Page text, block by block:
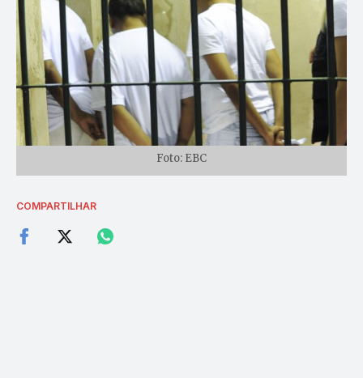
Foto: EBC
COMPARTILHAR